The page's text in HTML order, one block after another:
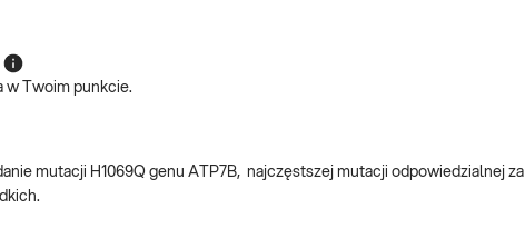
w Twoim punkcie.
mutacji H1069Q genu ATP7B, najczęstszej mutacji odpowiedzialnej za